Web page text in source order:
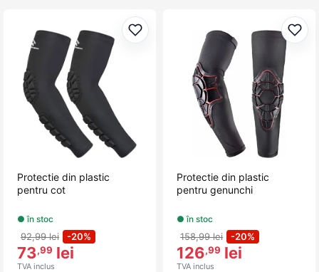
Adaugă la favorite
Protectie din plastic
pentru cot
● în stoc
92,99 lei -20%
73,99 lei
TVA inclus
Protectie din plastic
pentru genunchi
● în stoc
158,99 lei -20%
126,99 lei
TVA inclus